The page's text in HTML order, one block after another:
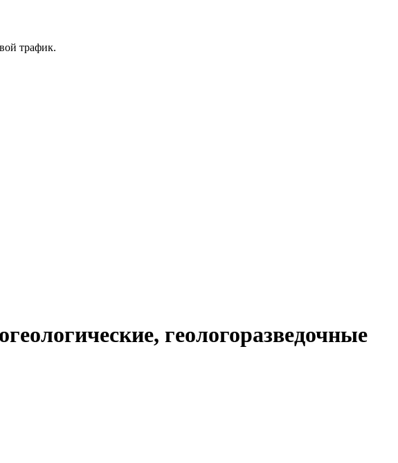
трафик.
геологоразведочные